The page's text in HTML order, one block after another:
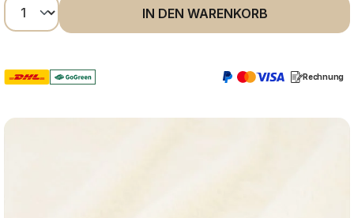
Produkt Anzahl: Gib den gewünschten
IN DEN WARENKORB
Rechnung